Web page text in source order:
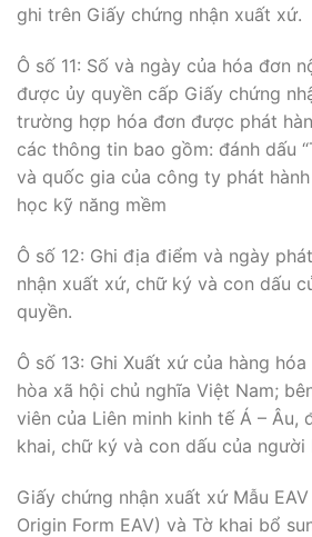
ghi trên Giấy chứng nhận xuất xứ.
Ô số 11: Số và ngày của hóa đơn
được ủy quyền cấp Giấy chứng
trường hợp hóa đơn được phát
các thông tin bao gồm: đánh dấu
và quốc gia của công ty phát
học kỹ năng mềm
Ô số 12: Ghi địa điểm và ngày
nhận xuất xứ, chữ ký và con dấu
quyền.
Ô số 13: Ghi Xuất xứ của hàng
hòa xã hội chủ nghĩa Việt Nam;
viên của Liên minh kinh tế Á – Âu,
khai, chữ ký và con dấu của người
Giấy chứng nhận xuất xứ Mẫu
Origin Form EAV) và Tờ khai bổ